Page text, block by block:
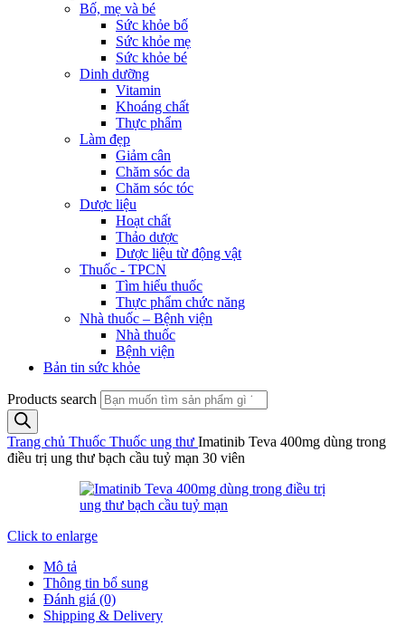
Bố, mẹ và bé
Sức khỏe bố
Sức khỏe mẹ
Sức khỏe bé
Dinh dưỡng
Vitamin
Khoáng chất
Thực phẩm
Làm đẹp
Giảm cân
Chăm sóc da
Chăm sóc tóc
Dược liệu
Hoạt chất
Thảo dược
Dược liệu từ động vật
Thuốc - TPCN
Tìm hiểu thuốc
Thực phẩm chức năng
Nhà thuốc – Bệnh viện
Nhà thuốc
Bệnh viện
Bản tin sức khỏe
Products search
Trang chủ Thuốc Thuốc ung thư Imatinib Teva 400mg dùng trong
điều trị ung thư bạch cầu tuỷ mạn 30 viên
Click to enlarge
Mô tả
Thông tin bổ sung
Đánh giá (0)
Shipping & Delivery